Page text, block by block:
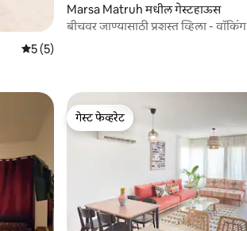
5 पैकी 5 सरासरी रेटिंग, 5 रिव्ह्यूज
5 (5)
Marsa Matruh मधील गेस्टहाऊस
बीचवर जाण्यासाठी प्रशस्त व्हिला - वॉकिंग
गेस्ट फेव्हरेट
गेस्ट फेव्हरेट